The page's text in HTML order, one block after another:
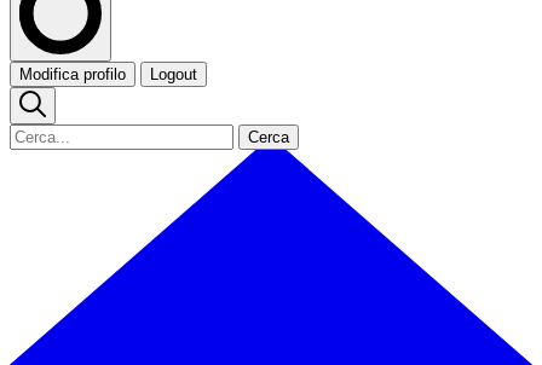
Modifica profilo Logout
Cerca